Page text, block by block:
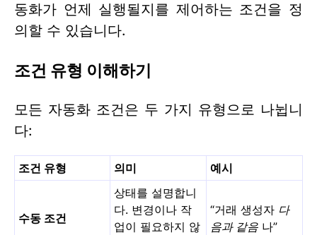
동화가 언제 실행될지를 제어하는 조건을 정
의할 수 있습니다.
조건 유형 이해하기
모든 자동화 조건은 두 가지 유형으로 나뉩니
다:
조건 유형 의미 예시
수동 조건
상태를 설명합니
다. 변경이나 작
업이 필요하지 않
“거래 생성자 다
음과 같음 나”